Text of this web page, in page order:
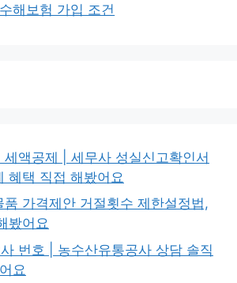
해보험 가입 조건
세액공제 | 세무사 성실신고확인서
혜택 직접 해봤어요
품 가격제안 거절횟수 제한설정법,
봤어요
번호 | 농수산유통공사 상담 솔직
요